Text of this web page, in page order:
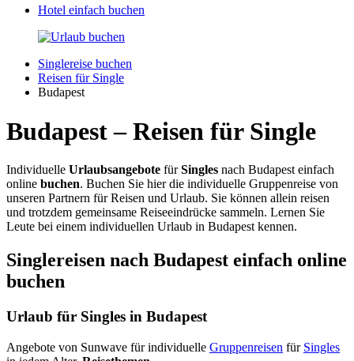
Hotel einfach buchen
Singlereise buchen
Reisen für Single
Budapest
Budapest – Reisen für Single
Individuelle Urlaubsangebote fürSingles nach Budapest einfach
online buchen. Buchen Sie hier die individuelle Gruppenreise von
unseren Partnern für Reisen und Urlaub. Sie können allein reisen
und trotzdem gemeinsame Reiseeindrücke sammeln. Lernen Sie
Leute bei einem individuellen Urlaub in Budapest kennen.
Singlereisen nach Budapest einfach online
buchen
Urlaub für Singles in Budapest
Angebote von Sunwave für individuelle Gruppenreisen für Singles